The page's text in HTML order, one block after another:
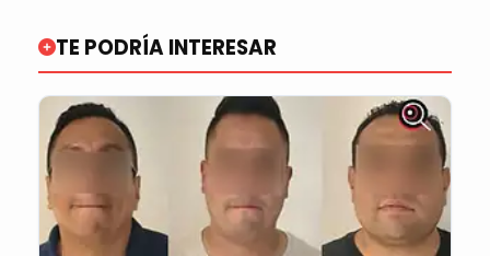
TE PODRÍA INTERESAR